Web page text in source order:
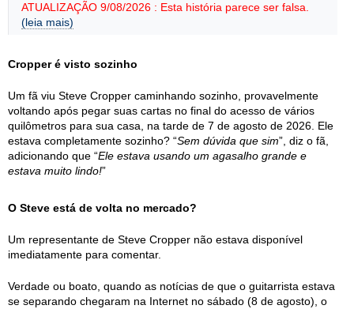
ATUALIZAÇÃO 9/08/2026 : Esta história parece ser falsa.
(leia mais)
Cropper é visto sozinho
Um fã viu Steve Cropper caminhando sozinho, provavelmente
voltando após pegar suas cartas no final do acesso de vários
quilômetros para sua casa, na tarde de 7 de agosto de 2026. Ele
estava completamente sozinho? “Sem dúvida que sim”, diz o fã,
adicionando que “Ele estava usando um agasalho grande e
estava muito lindo!”
O Steve está de volta no mercado?
Um representante de Steve Cropper não estava disponível
imediatamente para comentar.
Verdade ou boato, quando as notícias de que o guitarrista estava
se separando chegaram na Internet no sábado (8 de agosto), o